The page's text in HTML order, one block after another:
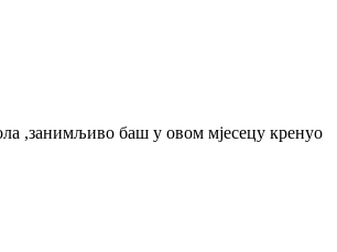
,занимљиво баш у овом мјесецу кренуо